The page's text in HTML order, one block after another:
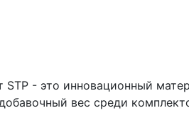
- это инновационный
вес среди